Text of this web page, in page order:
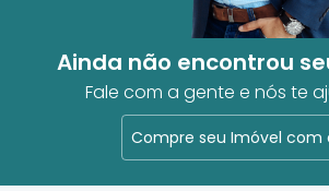
Ainda não encontrou
Fale com a gente e nós te
Compre seu Imóvel com